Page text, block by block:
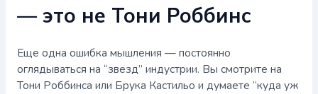
— это не Тони Роббинс
Еще одна ошибка мышления — постоянно
оглядываться на “звезд” индустрии. Вы смотрите на
Тони Роббинса или Брука Кастильо и думаете “куда уж